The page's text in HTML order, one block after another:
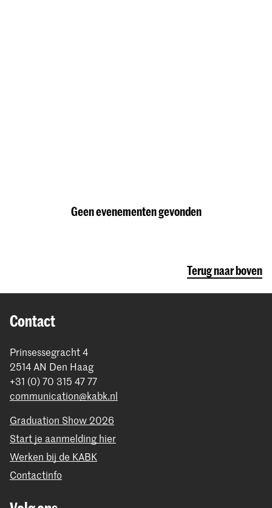
Geen evenementen gevonden
Terug naar boven
Contact
Prinsessegracht 4
2514 AN Den Haag
+31 (0) 70 315 47 77
communication@kabk.nl
Graduation Show 2026
Start je aanmelding hier
Werken bij de KABK
Contactinfo